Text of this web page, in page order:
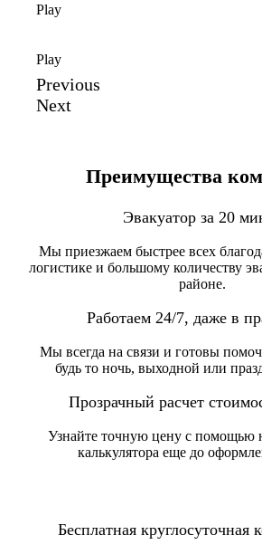
Play
Play
Previous
Next
Преимущества
Эвакуатор за 20
Мы приезжаем быстрее всех
логистике и большому количеству
районе.
Работаем 24/7, даже в
Мы всегда на связи и готовы
будь то ночь, выходной или
Прозрачный расчет
Узнайте точную цену с помощью
калькулятора еще до
Бесплатная круглосуточная